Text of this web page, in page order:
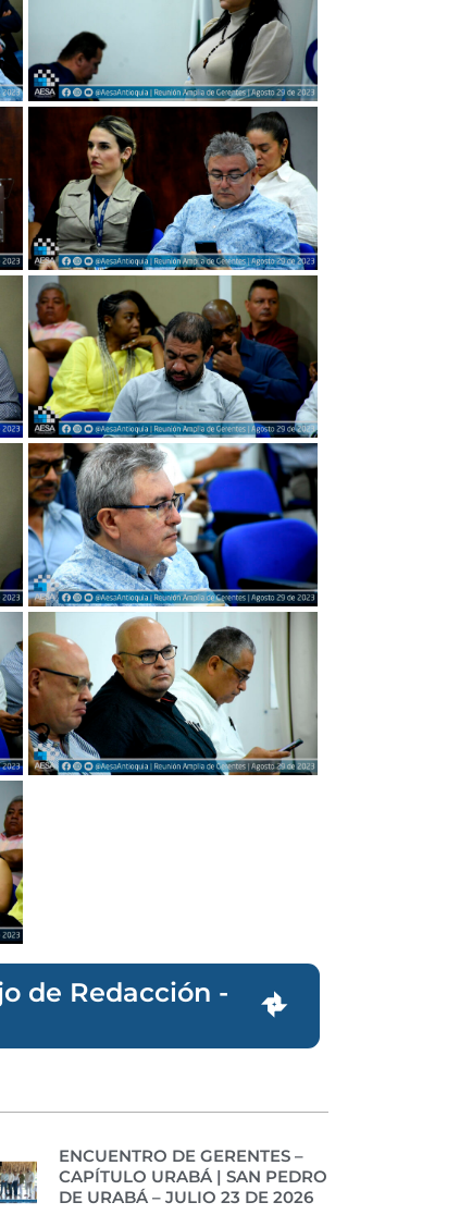
de Redacción -
ENCUENTRO DE GERENTES –
CAPÍTULO URABÁ | SAN PEDRO
DE URABÁ – JULIO 23 DE 2026